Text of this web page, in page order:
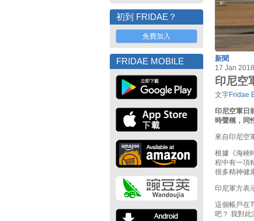
初到 FRIDAE？
免費加入
FRIDAE MOBILE
新聞
17 Jan 2018
印尼空
文字Fridae
印尼空軍日
時聲稱，同
來自印尼空
根據《海峽
程中有一項
很多精神健
印尼軍方表
這個帳戶在
吧？ 我對此